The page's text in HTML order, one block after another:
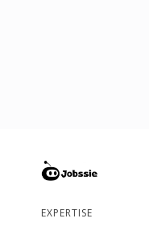
EXPERTISE